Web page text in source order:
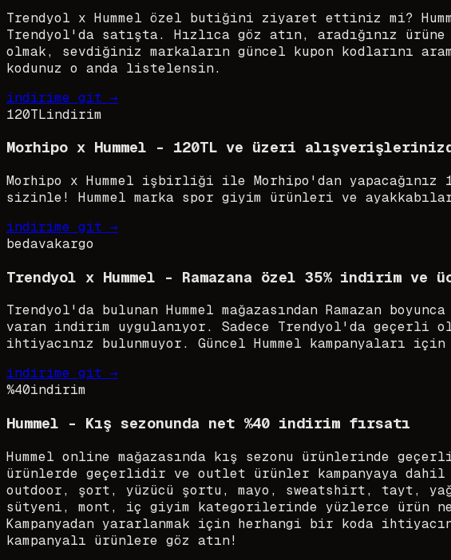
Trendyol x Hummel özel butiğini ziyaret ettiniz mi?
Trendyol'da satışta. Hızlıca göz atın, aradığınız
olmak, sevdiğiniz markaların güncel kupon kodlarını
kodunuz o anda listelensin.
indirime git →
120TLindirim
Morhipo x Hummel - 120TL ve üzeri
Morhipo x Hummel işbirliği ile Morhipo'dan
sizinle! Hummel marka spor giyim ürünleri ve
indirime git →
bedavakargo
Trendyol x Hummel - Ramazana özel 35% indirim ve
Trendyol'da bulunan Hummel mağazasından Ramazan
varan indirim uygulanıyor. Sadece Trendyol'da geçerli
ihtiyacınız bulunmuyor. Güncel Hummel kampanyaları
indirime git →
%40indirim
Hummel - Kış sezonunda net %40 indirim fırsatı
Hummel online mağazasında kış sezonu ürünlerinde
ürünlerde geçerlidir ve outlet ürünler kampanyaya
outdoor, şort, yüzücü şortu, mayo, sweatshirt, tayt,
sütyeni, mont, iç giyim kategorilerinde yüzlerce ürün
Kampanyadan yararlanmak için herhangi bir koda
kampanyalı ürünlere göz atın!